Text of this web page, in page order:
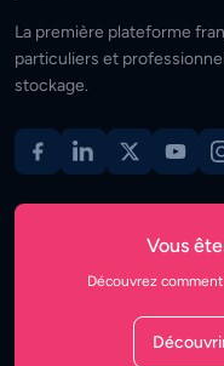
La première plateforme
particuliers et
stockage.
Vous
Découvrez